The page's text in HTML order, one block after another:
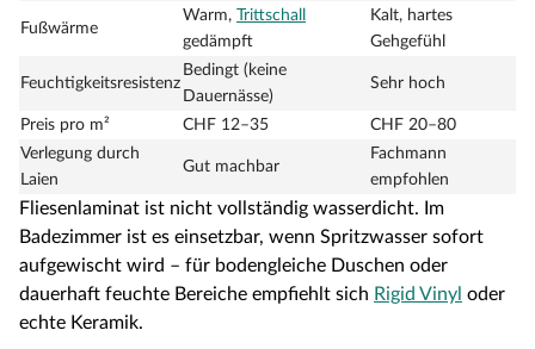
Fußwärme
Warm, Trittschall
gedämpft
Kalt, hartes
Gehgefühl
Feuchtigkeitsresistenz
Bedingt (keine
Dauernässe)
Sehr hoch
Preis pro m² CHF 12–35
CHF 20–80
Verlegung durch
Laien
Gut machbar
Fachmann
empfohlen
Fliesenlaminat ist nicht vollständig wasserdicht. Im
Badezimmer ist es einsetzbar, wenn Spritzwasser sofort
aufgewischt wird – für bodengleiche Duschen oder
dauerhaft feuchte Bereiche empfiehlt sich Rigid Vinyl oder
echte Keramik.